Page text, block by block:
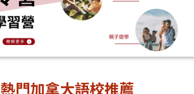
熱門加拿大語校推薦